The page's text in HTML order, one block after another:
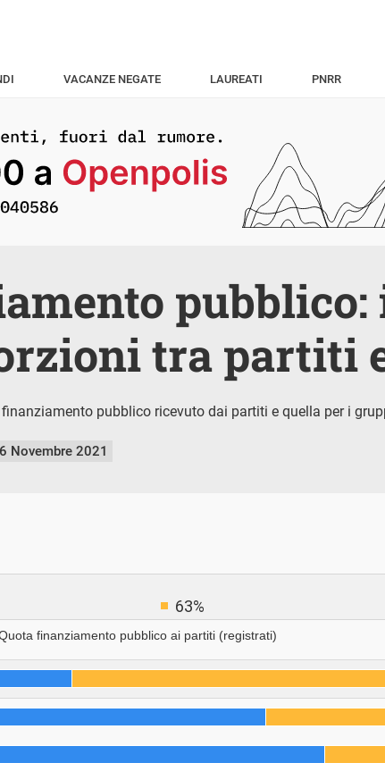
VACANZE NEGATE LAUREATI PNRR
tra partiti
pubblico ricevuto dai partiti e quella per i
Novembre 2021